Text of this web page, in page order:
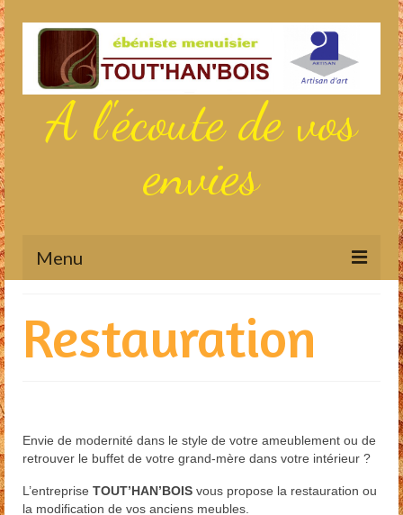
A l'écoute de vos
envies
Menu
Aménagements sur mesure
Habillage escalier
Menuiserie extérieure
Restauration
Envie de modernité dans le style de votre ameublement ou de
retrouver le buffet de votre grand-mère dans votre intérieur ?
L’entreprise TOUT’HAN’BOIS vous propose la restauration ou
la modification de vos anciens meubles.